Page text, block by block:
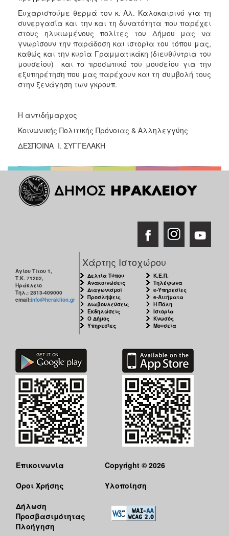
Υγεία
Αυτόματοι
Απινιδωτές
ΔΗΜΟΣ
ΠΟΛΙΤΙΣΜΟΣ
Ευχαριστούμε θερμά τον κ. Αλ. Καλοκαιρινό για τη
συνεργασία και την και τη δυνατότητα που παρέχει
στους ηλικιωμένους πολίτες του Δήμου μας να
γνωρίσουν την παράδοση και ιστορία του τόπου μας,
καθώς και την κυρία Γραμματικάκη (διευθύντρια του
μουσείου) και το προσωπικό του μουσείου για την
εξυπηρέτηση που μας παρέχουν και τη συμβολή τους
στην ξενάγηση των γκρουπ.
Η αντιδήμαρχος
Κοινωνικής Πολιτικής Πρόνοιας & Αλληλεγγύης
ΔΕΣΠΟΙΝΑ Ι. ΣΥΓΓΕΛΑΚΗ
Αγίου Τίτου 1,
Τ.Κ. 71202,
Ηράκλειο
Τηλ.: 2813-409000
email:info@heraklion.gr
Χάρτης Ιστοχώρου
Δελτία Τύπου
Ανακοινώσεις
Διαγωνισμοί
Προσλήψεις
Διαβουλεύσεις
Εκδηλώσεις
Ο Δήμος
Υπηρεσίες
Κ.Ε.Π.
Τηλέφωνα
e-Υπηρεσίες
e-Αιτήματα
Η Πόλη
Ιστορία
Κνωσός
Μουσεία
Επικοινωνία
Όροι Χρήσης
Δήλωση
Προσβασιμότητας
Πλοήγηση
Copyright © 2026
Υλοποίηση